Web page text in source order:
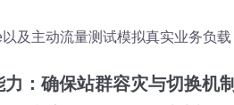
及主动流量测试模拟真实业务负
：确保站群容灾与切换机